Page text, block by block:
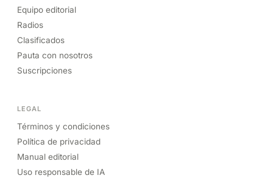
Equipo editorial
Radios
Clasificados
Pauta con nosotros
Suscripciones
LEGAL
Términos y condiciones
Política de privacidad
Manual editorial
Uso responsable de IA